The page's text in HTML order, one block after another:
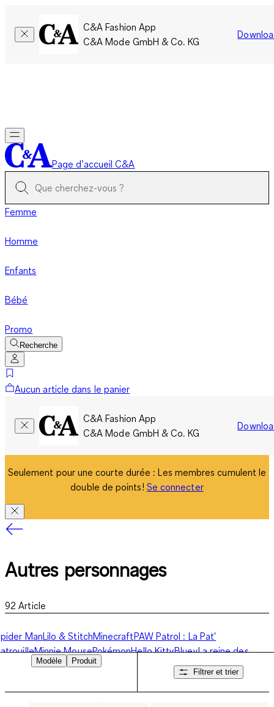
C&A Fashion App
C&A Mode GmbH & Co. KG
Page d’accueil C&A
Femme
Homme
Enfants
Bébé
Promo
Recherche
Aucun article dans le panier
C&A Fashion App
C&A Mode GmbH & Co. KG
Seulement pour une courte durée : Les membres cumulent le
double de points! Se connecter
Autres personnages
92 Article
ManLilo & StitchMinecraftPAW Patrol : La Pat'
Minnie MousePokémonHello KittyBlueyLa reine des
Gabby et la Maison magique GamingAutres personnages
Modèle
Produit
Filtrer et trier